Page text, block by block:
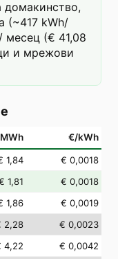
домакинство,
(~417 kWh/
месец (€ 41,08
и мрежови
€/kWh
1,84
€ 0,0018
1,81
€ 0,0018
1,86
€ 0,0019
2,28
€ 0,0023
4,22
€ 0,0042